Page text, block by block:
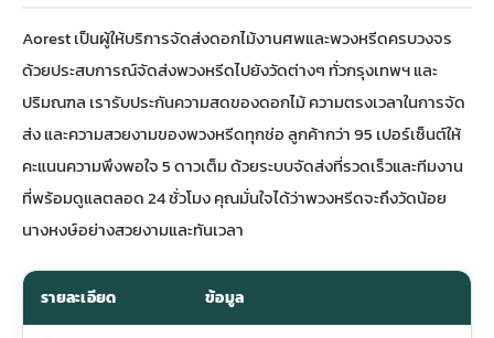
Aorest เป็นผู้ให้บริการจัดส่งดอกไม้งานศพและพวงหรีดครบวงจร
ด้วยประสบการณ์จัดส่งพวงหรีดไปยังวัดต่างๆ ทั่วกรุงเทพฯ และ
ปริมณฑล เรารับประกันความสดของดอกไม้ ความตรงเวลาในการจัด
ส่ง และความสวยงามของพวงหรีดทุกช่อ ลูกค้ากว่า 95 เปอร์เซ็นต์ให้
คะแนนความพึงพอใจ 5 ดาวเต็ม ด้วยระบบจัดส่งที่รวดเร็วและทีมงาน
ที่พร้อมดูแลตลอด 24 ชั่วโมง คุณมั่นใจได้ว่าพวงหรีดจะถึงวัดน้อย
นางหงษ์อย่างสวยงามและทันเวลา
รายละเอียด ข้อมูล